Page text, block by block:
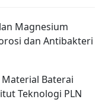
Magnesium
dan Antibakteri
Material Baterai
Teknologi PLN